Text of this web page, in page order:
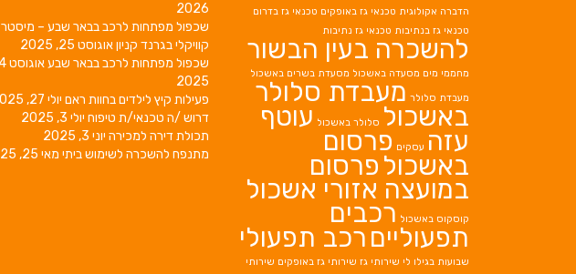
2026
שכפול מפתחות לרכב בבאר שבע – מיסטר
קוויקלי בגרנד קניוןאוגוסט 25, 2025
שכפול מפתחות לרכב בבאר שבע
2025
פעילות קיץ לילדים בחוות ראם יולי 27, 2025
דרוש /ה טכנאי/ת טיפוח יולי 3, 2025
תכולת דירה למכירה יוני 3, 2025
מתנפח להשכרה לשימוש ביתי מאי 25, 2025
הדברה אקולוגית טכנאי גז באופקים טכנאי גז בדרום
טכנאי גז בנתיבות טכנאי גז נתיבות
להשכרה בעין הבשור
מחממי מים מסעדה באשכול מסעדת בשרים באשכול
מעבדת סלולר מעבדת סלולר
באשכול סלולר באשכול עוטף
עזה עסקים פרסום
באשכול פרסום
במועצה אזורי אשכול
קוסקוס באשכול רכבים
תפעוליים רכב תפעולי
שבועות בגילו לי שירותי גז שירותי גז באופקים שירותי